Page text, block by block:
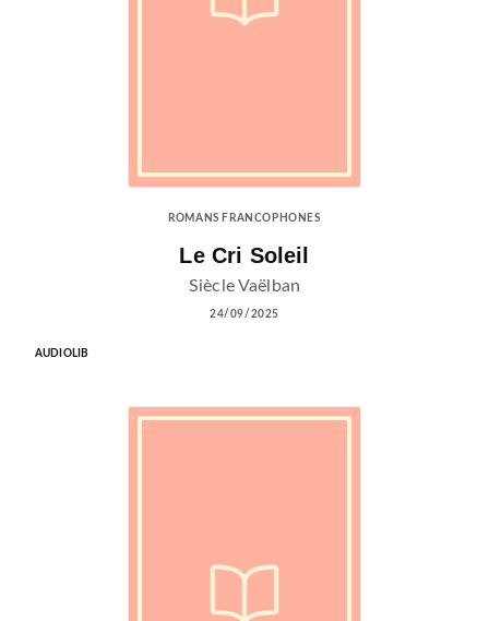
ROMANS FRANCOPHONES
Le Cri Soleil
Siècle Vaëlban
24/09/2025
AUDIOLIB